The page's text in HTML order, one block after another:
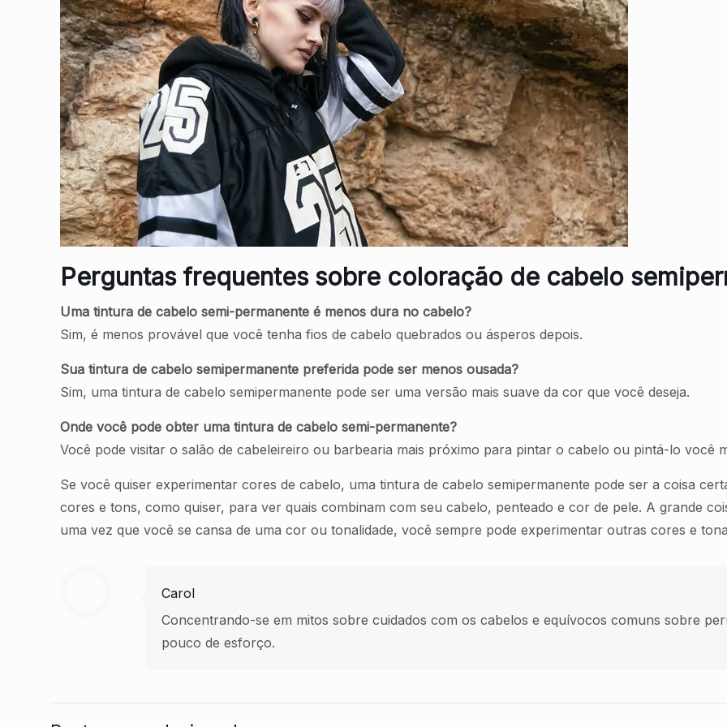
Perguntas frequentes sobre coloração de cabelo
Uma tintura de cabelo semi-permanente é menos dura no cabelo?
Sim, é menos provável que você tenha fios de cabelo quebrados ou ásperos depois.
Sua tintura de cabelo semipermanente preferida pode ser menos ousada?
Sim, uma tintura de cabelo semipermanente pode ser uma versão mais suave da cor que você deseja.
Onde você pode obter uma tintura de cabelo semi-permanente?
Você pode visitar o salão de cabeleireiro ou barbearia mais próximo para pintar o cabelo ou pintá-lo você
Se você quiser experimentar cores de cabelo, uma tintura de cabelo semipermanente pode ser a coisa
cores e tons, como quiser, para ver quais combinam com seu cabelo, penteado e cor de pele. A grande
uma vez que você se cansa de uma cor ou tonalidade, você sempre pode experimentar outras cores e
Carol
Concentrando-se em mitos sobre cuidados com os cabelos e equívocos comuns sobre
pouco de esforço.